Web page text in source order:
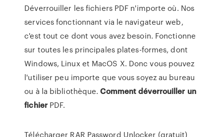
Déverrouiller les fichiers PDF n'importe où. Nos
services fonctionnant via le navigateur web,
c'est tout ce dont vous avez besoin. Fonctionne
sur toutes les principales plates-formes, dont
Windows, Linux et MacOS X. Donc vous pouvez
l'utiliser peu importe que vous soyez au bureau
ou à la bibliothèque.Comment déverrouiller un
fichierPDF.
Télécharger RAR Password Unlocker (gratuit)